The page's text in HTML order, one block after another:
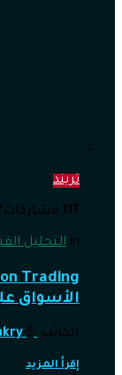
تريند
117 مشاركات
in التحليل
الأسواق
الكاتب 5 أغسطس، 2026, 12:57 م
إقرأ المزيد